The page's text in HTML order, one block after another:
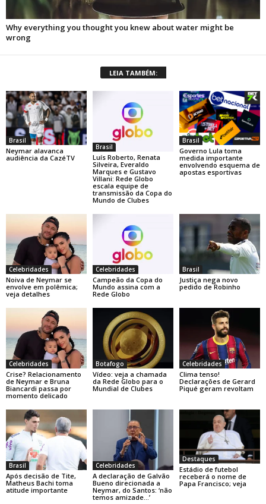
LEIA TAMBÉM:
Brasil
Neymar alavanca
audiência da CazéTV
Brasil
Luís Roberto, Renata
Silveira, Everaldo
Marques e Gustavo
Villani: Rede Globo
escala equipe de
transmissão da Copa do
Mundo de Clubes
Brasil
Governo Lula toma
medida importante
envolvendo esquema de
apostas esportivas
Celebridades
Noiva de Neymar se
envolve em polêmica;
veja detalhes
Celebridades
Campeão da Copa do
Mundo assina com a
Rede Globo
Brasil
Justiça nega novo
pedido de Robinho
Celebridades
Crise? Relacionamento
de Neymar e Bruna
Biancardi passa por
momento delicado
Botafogo
Vídeo: veja a chamada
da Rede Globo para o
Mundial de Clubes
Celebridades
Clima tenso!
Declarações de Gerard
Piqué geram revoltam
Brasil
Após decisão de Tite,
Matheus Bachi toma
atitude importante
Celebridades
A declaração de Galvão
Bueno direcionada a
Neymar, do Santos: ‘não
temos amizade…’
Destaques
Estádio de futebol
receberá o nome de
Papa Francisco; veja